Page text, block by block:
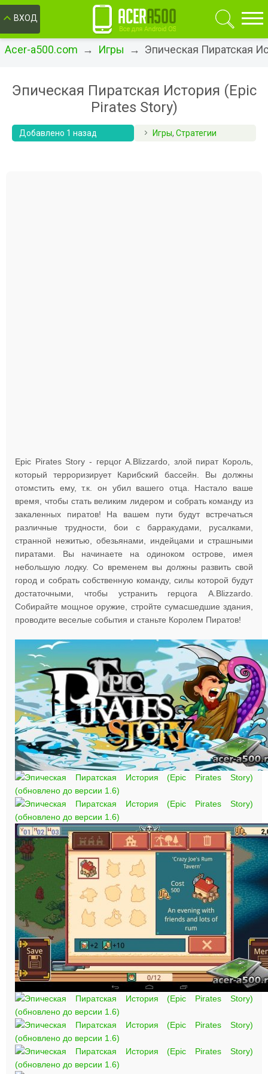
ВХОД
Acer-a500.com → Игры → Эпическая Пиратская
Эпическая Пиратская История (Epic
Pirates Story)
Добавлено 1 назад Игры, Стратегии
Epic Pirates Story - герцог A.Blizzardo, злой пират Король,
который терроризирует Карибский бассейн. Вы должны
отомстить ему, т.к. он убил вашего отца. Настало ваше
время, чтобы стать великим лидером и собрать команду из
закаленных пиратов! На вашем пути будут встречаться
различные трудности, бои с барракудами, русалками,
странной нежитью, обезьянами, индейцами и страшными
пиратами. Вы начинаете на одиноком острове, имея
небольшую лодку. Со временем вы должны развить свой
город и собрать собственную команду, силы которой будут
достаточными, чтобы устранить герцога A.Blizzardo.
Собирайте мощное оружие, стройте сумасшедшие здания,
проводите веселые события и станьте Королем Пиратов!